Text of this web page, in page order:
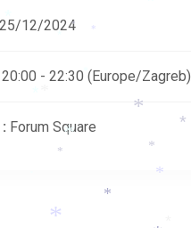
25/12/2024
20:00 - 22:30 (Europe/Zagreb)
Forum Square
*
*
*
*
* *
*
*
*
*
*